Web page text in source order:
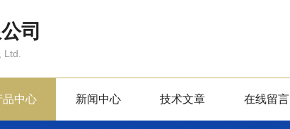
司
品中心 新闻中心 技术文章 在线留言